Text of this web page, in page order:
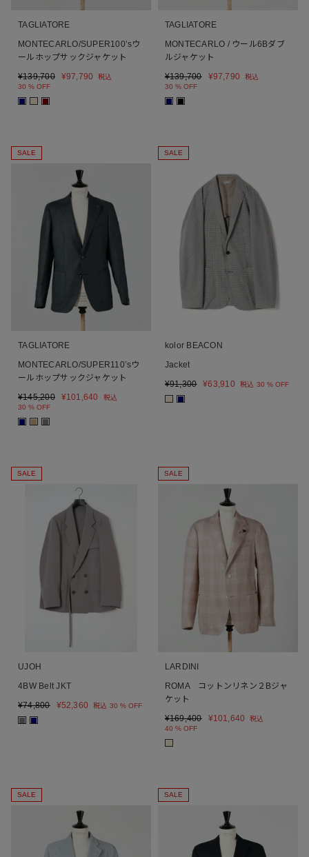
TAGLIATORE
MONTECARLO/SUPER100’sウ
ールホップサックジャケット
¥139,700 ¥97,790
税込
30 % OFF
■ ■
TAGLIATORE
MONTECARLO / ウール6Bダブ
ルジャケット
¥139,700 ¥97,790
税込
30 % OFF
■ ■
SALE
TAGLIATORE
MONTECARLO/SUPER110’sウ
ールホップサックジャケット
¥145,200 ¥101,640
税込
30 % OFF
SALE
kolor BEACON
Jacket
¥91,300 ¥63,910 税込 30 % OFF
SALE
UJOH
4BW Belt JKT
¥74,800 ¥52,360 税込 30 % OFF
■ ■
SALE
LARDINI
ROMA コットンリネン２Bジャ
ケット
¥169,400 ¥101,640
税込
40 % OFF
SALE SALE